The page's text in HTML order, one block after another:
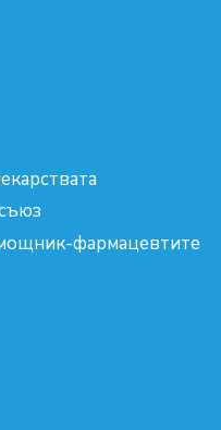
фармацевтите